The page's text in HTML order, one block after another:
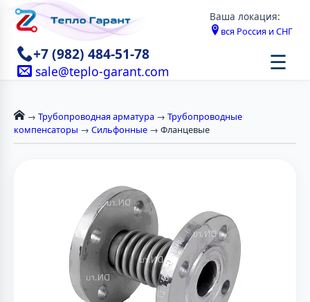
Ваша локация:
вся Россия и СНГ
+7 (982) 484-51-78
sale@teplo-garant.com ☰
→ Трубопроводная арматура → Трубопроводные
компенсаторы → Сильфонные → Фланцевые